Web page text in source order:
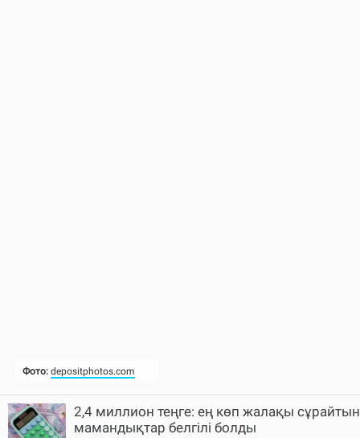
2,4 миллион теңге: ең көп жалақы сұрайтын
мамандықтар белгілі болды